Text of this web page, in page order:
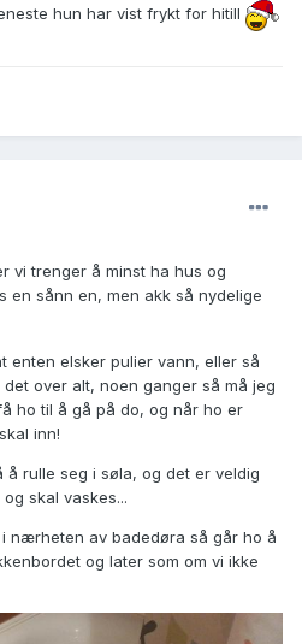
hun har vist frykt for hitill
vi trenger å minst ha hus og
en sånn en, men akk så nydelige
enten elsker pulier vann, eller så
det over alt, noen ganger så må jeg
ho til å gå på do, og når ho er
inn!
rulle seg i søla, og det er veldig
skal vaskes...
nærheten av badedøra så går ho å
og later som om vi ikke